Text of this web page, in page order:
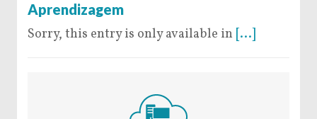
Aprendizagem
Sorry, this entry is only available in [...]